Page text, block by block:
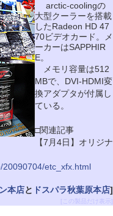
arctic-coolingの
大型クーラーを搭載
したRadeon HD 47
70ビデオカード。メ
ーカーはSAPPHIR
E。
メモリ容量は512
MBで、DVI-HDMI変
換アダプタが付属し
ている。
□関連記事
【7月4日】オリジナ
20090704/etc_xfx.html
本店と ドスパラ秋葉原本店]
[この製品だけ表示]